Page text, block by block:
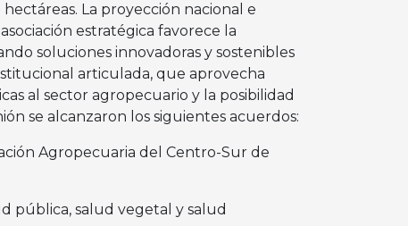
La proyección nacional e
estratégica favorece la
soluciones innovadoras y sostenibles
articulada, que aprovecha
al sector agropecuario y la posibilidad
se alcanzaron los siguientes acuerdos:
Agropecuaria del Centro-Sur de
pública, salud vegetal y salud